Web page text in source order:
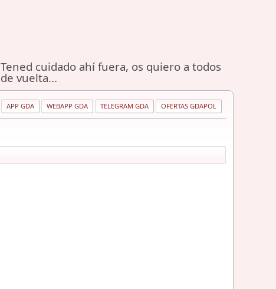
Tened cuidado ahí fuera, os quiero a todos
de vuelta...
APP GDA WEBAPP GDA TELEGRAM GDA OFERTAS GDAPOL